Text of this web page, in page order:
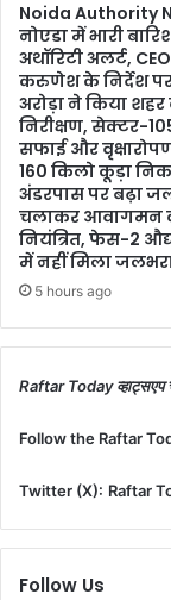
नहीं,
संस्कृति
और
न्याय
के
प्रतीक”
Noida Authority
नोएडा में भारी
अथॉरिटी अलर्ट,
करुणेश के निर्देश
अरोड़ा ने किया
निरीक्षण, सेक्टर-
सफाई और
160 किलो कूड़ा
अंडरपास पर बढ़ा
चलाकर आवागमन
नियंत्रित, फेस-2
में नहीं मिला
5 hours ago
Raftar Today
Follow the Raftar
Twitter (X): Raftar
Follow Us